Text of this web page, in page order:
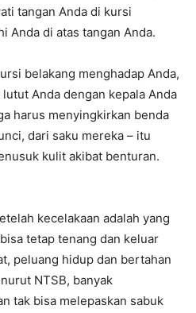
tangan Anda di kursi
Anda di atas tangan Anda.
belakang menghadap Anda,
Anda dengan kepala Anda
harus menyingkirkan benda
dari saku mereka – itu
kulit akibat benturan.
kecelakaan adalah yang
tetap tenang dan keluar
peluang hidup dan bertahan
NTSB, banyak
tak bisa melepaskan sabuk